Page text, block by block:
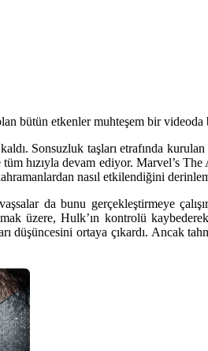
etkenler muhteşem bir videoda
Sonsuzluk taşları etrafında
tüm hızıyla devam ediyor. Marvel’s The
nasıl etkilendiğini
da bunu gerçekleştirmeye
üzere, Hulk’ın kontrolü
düşüncesini ortaya çıkardı. Ancak